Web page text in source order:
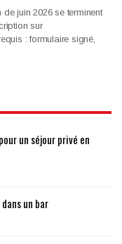
juin 2026 se terminent
sur
: formulaire signé,
un séjour privé en
un bar